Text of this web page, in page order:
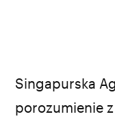
Singapurska
porozumienie